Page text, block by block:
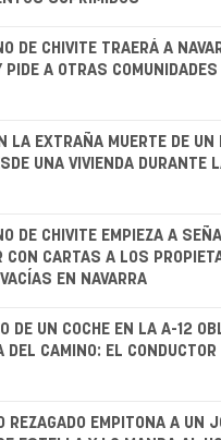
DE CHIVITE TRAERÁ A
PIDE A OTRAS
LA EXTRAÑA MUERTE DE UN
UNA VIVIENDA DURANTE
DE CHIVITE EMPIEZA A
CON CARTAS A LOS
EN NAVARRA
DE UN COCHE EN LA A-12
DEL CAMINO: EL
REZAGADO EMPITONA A UN